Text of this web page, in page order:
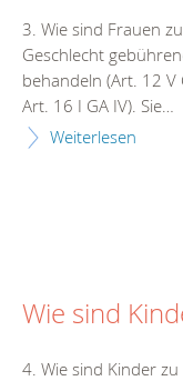
3. Wie sind Frauen
Geschlecht
behandeln (Art. 12 V
Art. 16 I GA IV). Sie…
Weiterlesen
Wie sind
4. Wie sind Kinder